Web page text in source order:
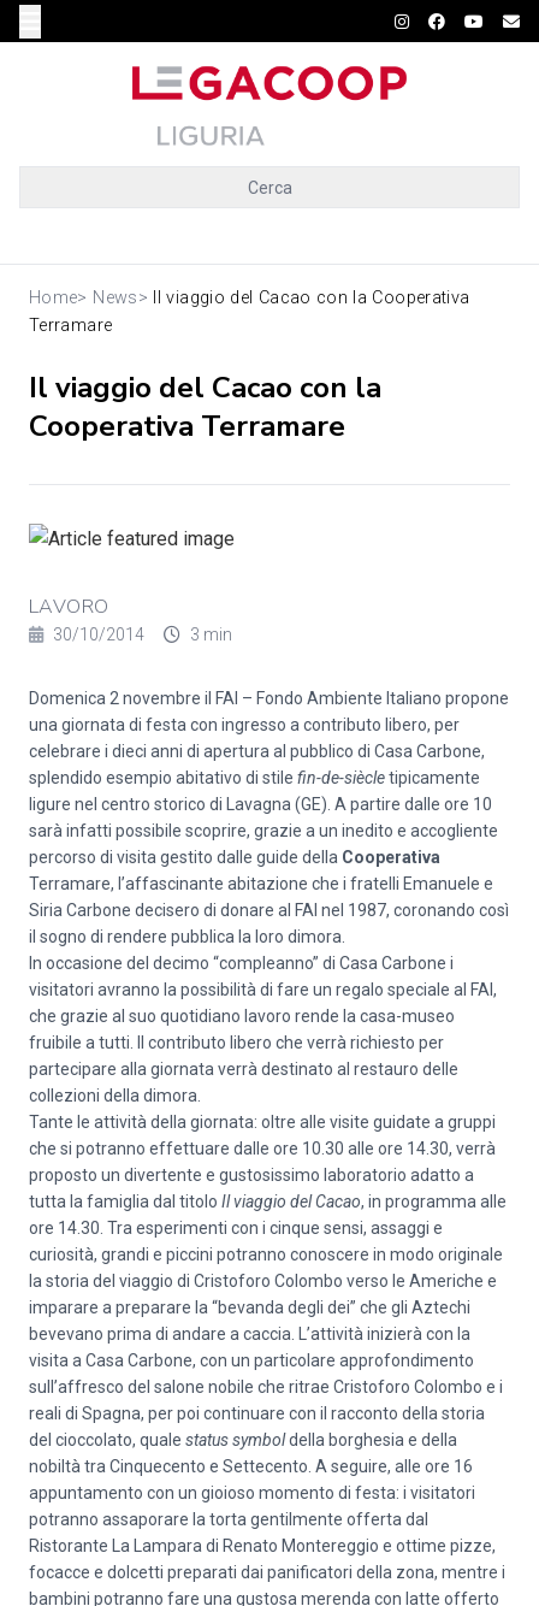
Cerca
Home> News>
Il viaggio del Cacao con la Cooperativa
Terramare
Il viaggio del Cacao con la
Cooperativa Terramare
LAVORO
30/10/2014 3 min
Domenica 2 novembre il FAI – Fondo Ambiente Italiano propone
una giornata di festa con ingresso a contributo libero, per
celebrare i dieci anni di apertura al pubblico di Casa Carbone,
splendido esempio abitativo di stile fin-de-siècletipicamente
ligure nel centro storico di Lavagna (GE). A partire dalle ore 10
sarà infatti possibile scoprire, grazie a un inedito e accogliente
percorso di visita gestito dalle guide della Cooperativa
Terramare, l’affascinante abitazione che i fratelli Emanuele e
Siria Carbone decisero di donare al FAI nel 1987, coronando così
il sogno di rendere pubblica la loro dimora.
In occasione del decimo “compleanno” di Casa Carbone i
visitatori avranno la possibilità di fare un regalo speciale al FAI,
che grazie al suo quotidiano lavoro rende la casa-museo
fruibile a tutti. Il contributo libero che verrà richiesto per
partecipare alla giornata verrà destinato al restauro delle
collezioni della dimora.
Tante le attività della giornata: oltre alle visite guidate a gruppi
che si potranno effettuare dalle ore 10.30 alle ore 14.30, verrà
proposto un divertente e gustosissimo laboratorio adatto a
tutta la famiglia dal titolo Il viaggio del Cacao, in programma alle
ore 14.30. Tra esperimenti con i cinque sensi, assaggi e
curiosità, grandi e piccini potranno conoscere in modo originale
la storia del viaggio di Cristoforo Colombo verso le Americhe e
imparare a preparare la “bevanda degli dei” che gli Aztechi
bevevano prima di andare a caccia. L’attività inizierà con la
visita a Casa Carbone, con un particolare approfondimento
sull’affresco del salone nobile che ritrae Cristoforo Colombo e i
reali di Spagna, per poi continuare con il racconto della storia
del cioccolato, quale status symboldella borghesia e della
nobiltà tra Cinquecento e Settecento. A seguire, alle ore 16
appuntamento con un gioioso momento di festa: i visitatori
potranno assaporare la torta gentilmente offerta dal
Ristorante La Lampara di Renato Montereggio e ottime pizze,
focacce e dolcetti preparati dai panificatori della zona, mentre i
bambini potranno fare una gustosa merenda con latte offerto